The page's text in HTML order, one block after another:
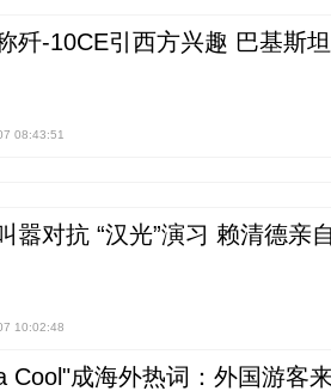
歼-10CE引西方兴趣 巴基斯
08:43:51
嚣对抗 “汉光”演习 赖清德亲
10:02:48
Cool"成海外热词：外国游客